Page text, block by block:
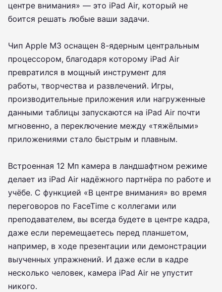
центре внимания» — это iPad Air, который не
боится решать любые ваши задачи.
Чип Apple M3 оснащен 8-ядерным центральным
процессором, благодаря которому iPad Air
превратился в мощный инструмент для
работы, творчества и развлечений. Игры,
производительные приложения или нагруженные
данными таблицы запускаются на iPad Air почти
мгновенно, а переключение между «тяжёлыми»
приложениями стало быстрым и плавным.
Встроенная 12 Мп камера в ландшафтном режиме
делает из iPad Air надёжного партнёра по работе и
учёбе. С функцией «В центре внимания» во время
переговоров по FaceTime с коллегами или
преподавателем, вы всегда будете в центре кадра,
даже если перемещаетесь перед планшетом,
например, в ходе презентации или демонстрации
выученных упражнений. И даже если в кадре
несколько человек, камера iPad Air не упустит
никого.